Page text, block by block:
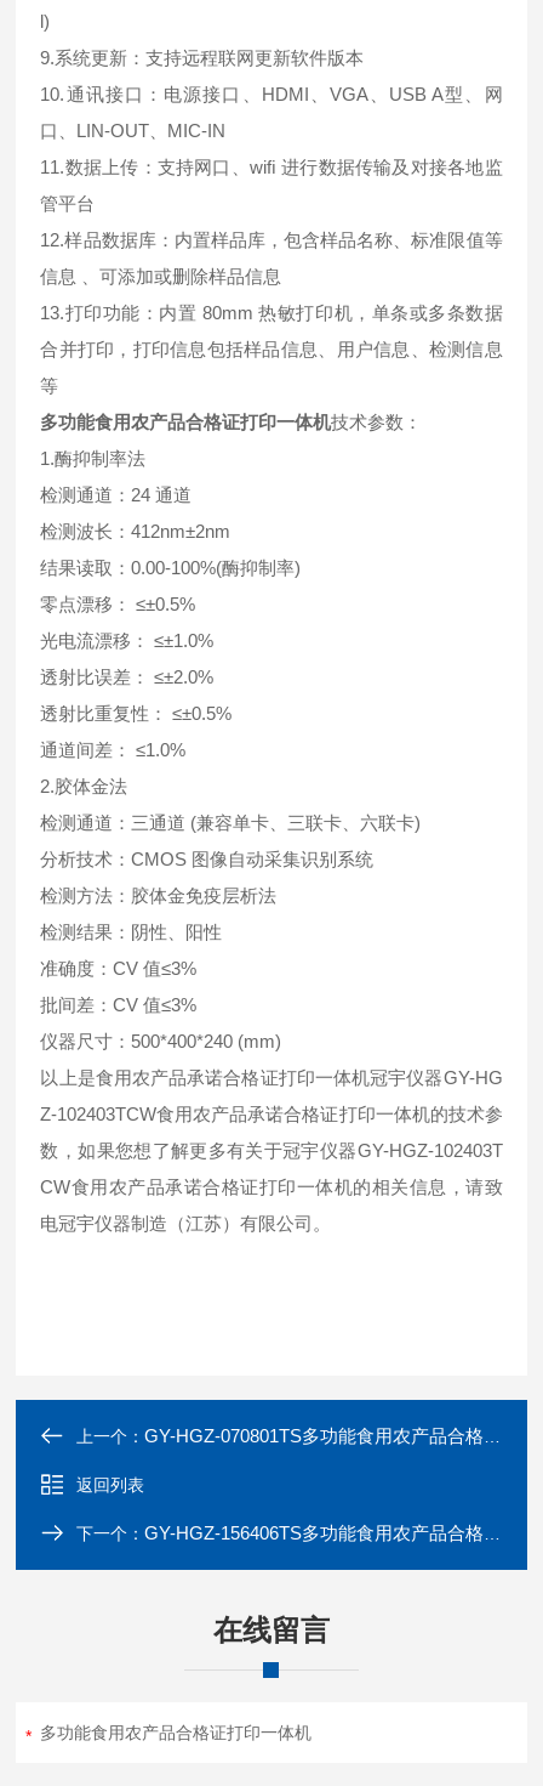
l)
9.系统更新：支持远程联网更新软件版本
10.通讯接口：电源接口、HDMI、VGA、USB A型、网
口、LIN-OUT、MIC-IN
11.数据上传：支持网口、wiﬁ 进行数据传输及对接各地监
管平台
12.样品数据库：内置样品库，包含样品名称、标准限值等
信息 、可添加或删除样品信息
13.打印功能：内置 80mm 热敏打印机，单条或多条数据
合并打印，打印信息包括样品信息、用户信息、检测信息
等
多功能食用农产品合格证打印一体机技术参数：
1.酶抑制率法
检测通道：24 通道
检测波长：412nm±2nm
结果读取：0.00-100%(酶抑制率)
零点漂移： ≤±0.5%
光电流漂移： ≤±1.0%
透射比误差： ≤±2.0%
透射比重复性： ≤±0.5%
通道间差： ≤1.0%
2.胶体金法
检测通道：三通道 (兼容单卡、三联卡、六联卡)
分析技术：CMOS 图像自动采集识别系统
检测方法：胶体金免疫层析法
检测结果：阴性、阳性
准确度：CV 值≤3%
批间差：CV 值≤3%
仪器尺寸：500*400*240 (mm)
以上是食用农产品承诺合格证打印一体机冠宇仪器GY-HG
Z-102403TCW食用农产品承诺合格证打印一体机的技术参
数，如果您想了解更多有关于冠宇仪器GY-HGZ-102403T
CW食用农产品承诺合格证打印一体机的相关信息，请致
电冠宇仪器制造（江苏）有限公司。
上一个：GY-HGZ-070801TS多功能食用农产品合格证农残检测一体机
返回列表
下一个：GY-HGZ-156406TS多功能食用农产品合格证农残检测一体机
在线留言